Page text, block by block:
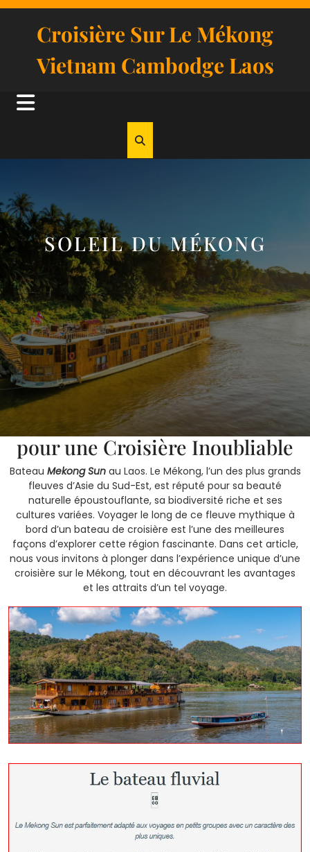
Skip
contentCroisière Sur Le Mékong
Vietnam Cambodge Laos
Button
SOLEIL DU MÉKONG
4 avril, 2025 SOKSANN
0 Comments
1 category
Bateau Mekong Sunau Laos
pour une Croisière Inoubliable
Bateau Mekong Sunau Laos. Le Mékong, l’un des plus grands
fleuves d’Asie du Sud-Est, est réputé pour sa beauté
naturelle époustouflante, sa biodiversité riche et ses
cultures variées. Voyager le long de ce fleuve mythique à
bord d’un bateau de croisière est l’une des meilleures
façons d’explorer cette région fascinante. Dans cet article,
nous vous invitons à plonger dans l’expérience unique d’une
croisière sur le Mékong, tout en découvrant les avantages
et les attraits d’un tel voyage.